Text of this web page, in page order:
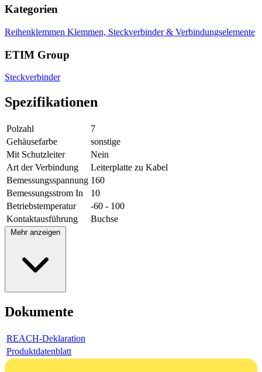
Kategorien
Reihenklemmen Klemmen, Steckverbinder & Verbindungselemente
ETIM Group
Steckverbinder
Spezifikationen
Polzahl
7
Gehäusefarbe
sonstige
Mit Schutzleiter
Nein
Art der Verbindung
Leiterplatte zu Kabel
Bemessungsspannung 160
Bemessungsstrom In
10
Betriebstemperatur
-60 - 100
Kontaktausführung
Buchse
Mehr anzeigen
Dokumente
REACH-Deklaration
Produktdatenblatt